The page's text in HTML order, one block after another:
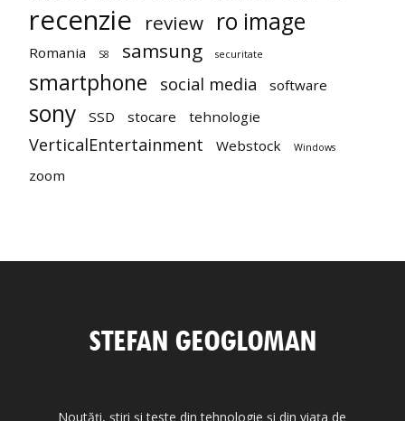
recenzie review ro image
Romania S8 samsung securitate
smartphone social media software
sony SSD stocare tehnologie
VerticalEntertainment Webstock Windows
zoom
Noutăți, știri și teste din tehnologie și din viața de